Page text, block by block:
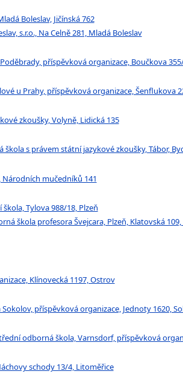
Boleslav, Jičínská 762
s.r.o., Na Celně 281, Mladá Boleslav
příspěvková organizace, Boučkova
u Prahy, příspěvková organizace, Šenflukova
zkoušky, Volyně, Lidická 135
s právem státní jazykové zkoušky, Tábor,
mučedníků 141
Tylova 988/18, Plzeň
škola profesora Švejcara, Plzeň, Klatovská
Klínovecká 1197, Ostrov
příspěvková organizace, Jednoty 1620,
odborná škola, Varnsdorf, příspěvková
schody 13/4, Litoměřice